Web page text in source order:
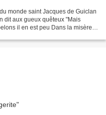
monde saint Jacques de Guiclan
dit aux gueux quêteux "Mais
il en est peu Dans la misère